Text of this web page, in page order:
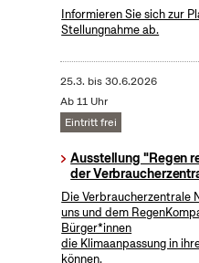
Informieren Sie sich zur
Stellungnahme ab.
25.3. bis30.6.2026
Ab 11 Uhr
Eintritt frei
Ausstellung "Regen
der
Die Verbraucherzentrale
uns und dem
Bürger*innen
die Klimaanpassung in
können.